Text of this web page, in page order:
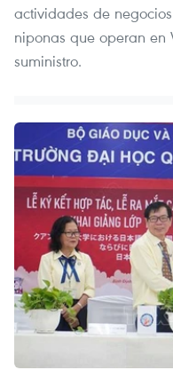
actividades de
niponas que operan
suministro.